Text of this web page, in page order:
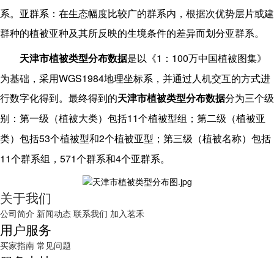
系。亚群系：在生态幅度比较广的群系内，根据次优势层片或建
群种的植被亚种及其所反映的生境条件的差异而划分亚群系。
天津市植被类型分布数据是以《1 ： 100万中国植被图集》
为基础，采用WGS1984地理坐标系，并通过人机交互的方式进
行数字化得到。最终得到的天津市植被类型分布数据分为三个级
别：第一级（植被大类）包括11个植被型组；第二级（植被亚
类）包括53个植被型和2个植被亚型；第三级（植被名称）包括
11个群系组， 571个群系和4个亚群系。
关于我们
公司简介 新闻动态 联系我们 加入茗禾
用户服务
买家指南 常见问题